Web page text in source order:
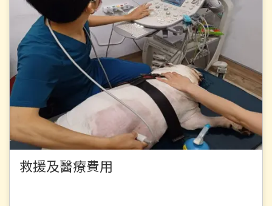
救援及醫療費用